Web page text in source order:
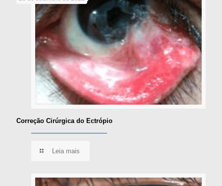
Correção Cirúrgica do Ectrópio
Leia mais